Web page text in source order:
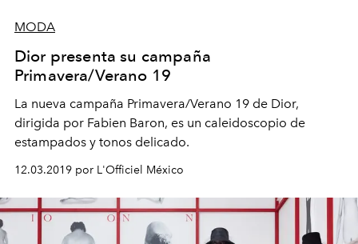
MODA
Dior presenta su campaña
Primavera/Verano 19
La nueva campaña Primavera/Verano 19 de Dior,
dirigida por Fabien Baron, es un caleidoscopio de
estampados y tonos delicado.
12.03.2019 por L'Officiel México